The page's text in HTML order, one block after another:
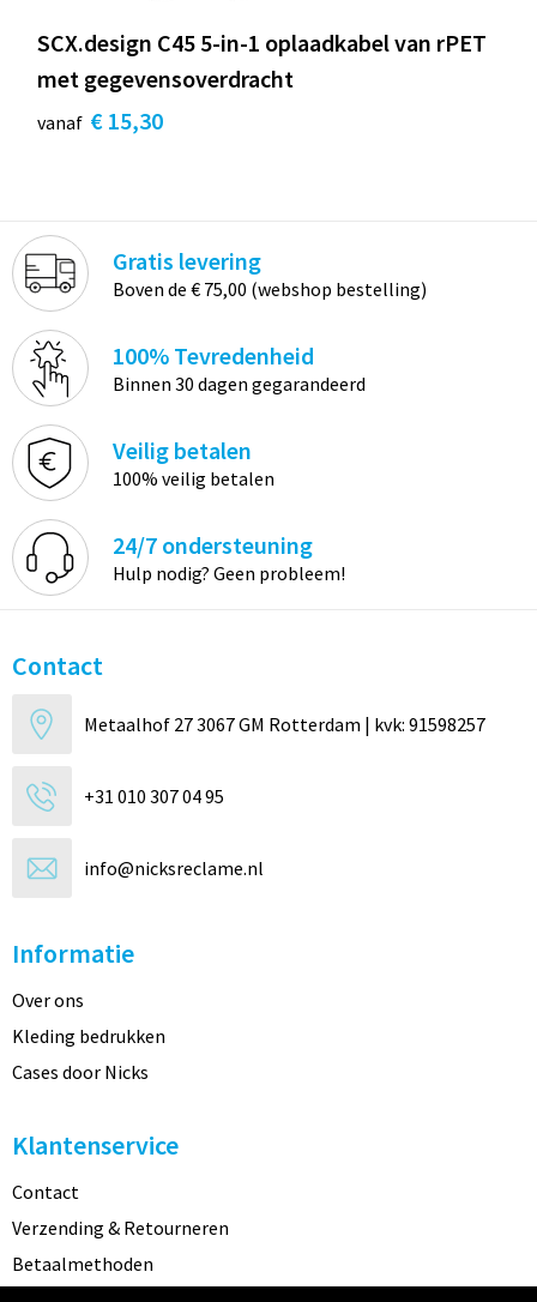
SCX.design C45 5-in-1 oplaadkabel van rPET
met gegevensoverdracht
vanaf € 15,30
Gratis levering
Boven de € 75,00 (webshop bestelling)
100% Tevredenheid
Binnen 30 dagen gegarandeerd
Veilig betalen
100% veilig betalen
24/7 ondersteuning
Hulp nodig? Geen probleem!
Contact
Metaalhof 27 3067 GM Rotterdam | kvk: 91598257
+31 010 307 04 95
info@nicksreclame.nl
Informatie
Over ons
Kleding bedrukken
Cases door Nicks
Klantenservice
Contact
Verzending & Retourneren
Betaalmethoden